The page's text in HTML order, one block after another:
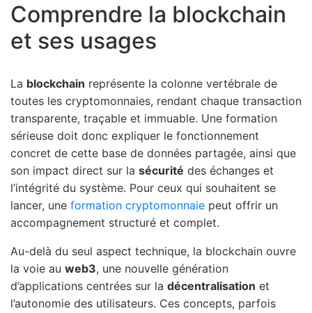
Comprendre la blockchain
et ses usages
La blockchain représente la colonne vertébrale de
toutes les cryptomonnaies, rendant chaque transaction
transparente, traçable et immuable. Une formation
sérieuse doit donc expliquer le fonctionnement
concret de cette base de données partagée, ainsi que
son impact direct sur la sécurité des échanges et
l’intégrité du système. Pour ceux qui souhaitent se
lancer, une formation cryptomonnaie peut offrir un
accompagnement structuré et complet.
Au-delà du seul aspect technique, la blockchain ouvre
la voie au web3, une nouvelle génération
d’applications centrées sur la décentralisation et
l’autonomie des utilisateurs. Ces concepts, parfois